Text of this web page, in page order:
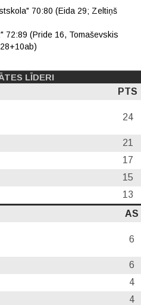
70:80 (Eida 29; Zeltiņš
72:89 (Pride 16, Tomaševskis
LĪDERI
PTS
24
21
17
15
13
AS
6
6
4
4